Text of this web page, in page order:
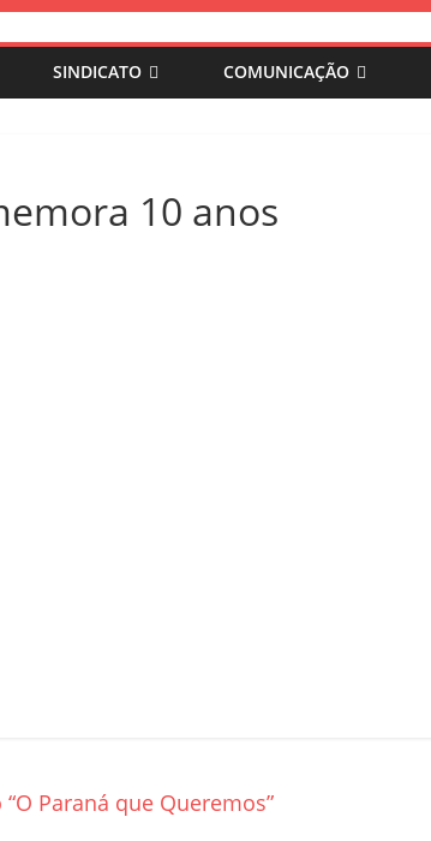
SINDICATO COMUNICAÇÃO
10 anos
Paraná que Queremos”